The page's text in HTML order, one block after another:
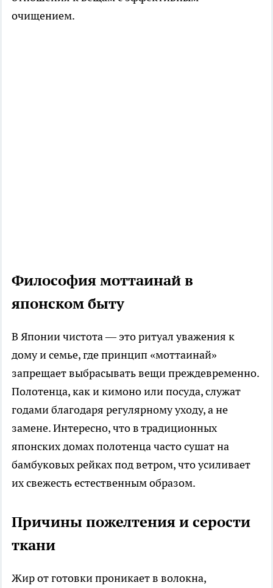
очищением.
Философия моттаинай в
японском быту
В Японии чистота — это ритуал уважения к
дому и семье, где принцип «моттаинай»
запрещает выбрасывать вещи преждевременно.
Полотенца, как и кимоно или посуда, служат
годами благодаря регулярному уходу, а не
замене. Интересно, что в традиционных
японских домах полотенца часто сушат на
бамбуковых рейках под ветром, что усиливает
их свежесть естественным образом.
Причины пожелтения и серости
ткани
Жир от готовки проникает в волокна,